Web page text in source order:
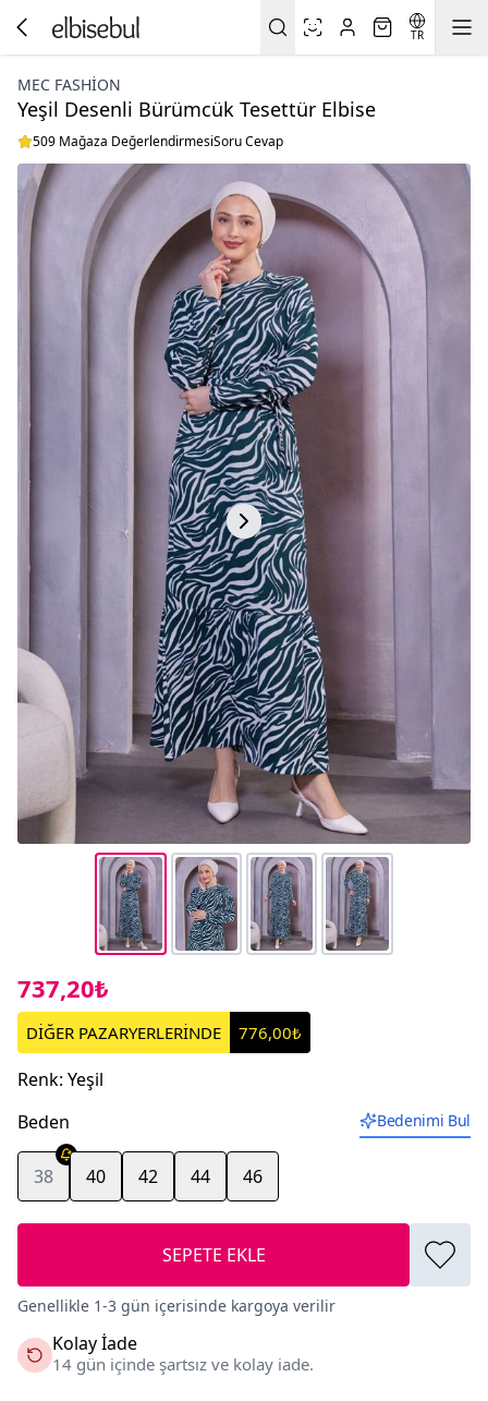
TR
MEC FASHION
Yeşil Desenli Bürümcük Tesettür Elbise
509 Mağaza DeğerlendirmesiSoru Cevap
737,20₺
DİĞER PAZARYERLERİNDE 776,00₺
Renk: Yeşil
Beden
Bedenimi Bul
38 40 42 44 46
SEPETE EKLE
Genellikle 1-3 gün içerisinde kargoya verilir
Kolay İade
14 gün içinde şartsız ve kolay iade.